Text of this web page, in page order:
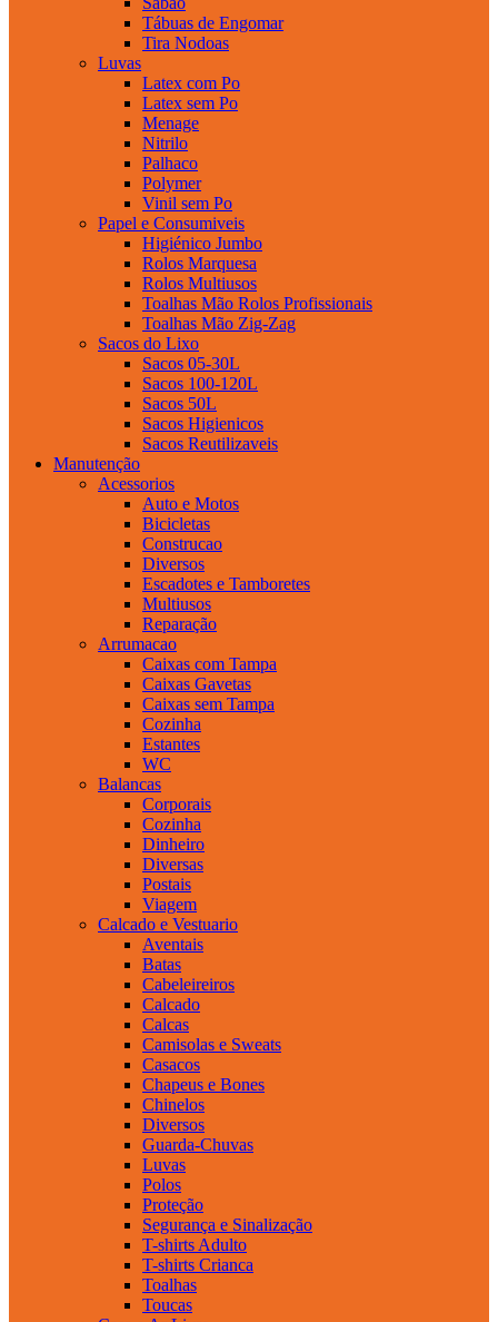
Tábuas de Engomar
Tira Nodoas
Luvas
Latex com Po
Latex sem Po
Menage
Nitrilo
Palhaco
Polymer
Vinil sem Po
Papel e Consumiveis
Higiénico Jumbo
Rolos Marquesa
Rolos Multiusos
Toalhas Mão Rolos Profissionais
Toalhas Mão Zig-Zag
Sacos do Lixo
Sacos 05-30L
Sacos 100-120L
Sacos 50L
Sacos Higienicos
Sacos Reutilizaveis
Manutenção
Acessorios
Auto e Motos
Bicicletas
Construcao
Diversos
Escadotes e Tamboretes
Multiusos
Reparação
Arrumacao
Caixas com Tampa
Caixas Gavetas
Caixas sem Tampa
Cozinha
Estantes
WC
Balancas
Corporais
Cozinha
Dinheiro
Diversas
Postais
Viagem
Calcado e Vestuario
Aventais
Batas
Cabeleireiros
Calcado
Calcas
Camisolas e Sweats
Casacos
Chapeus e Bones
Chinelos
Diversos
Guarda-Chuvas
Luvas
Polos
Proteção
Segurança e Sinalização
T-shirts Adulto
T-shirts Crianca
Toalhas
Toucas